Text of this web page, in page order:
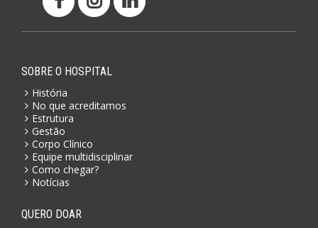
SOBRE O HOSPITAL
História
No que acreditamos
Estrutura
Gestão
Corpo Clínico
Equipe multidisciplinar
Como chegar?
Notícias
QUERO DOAR